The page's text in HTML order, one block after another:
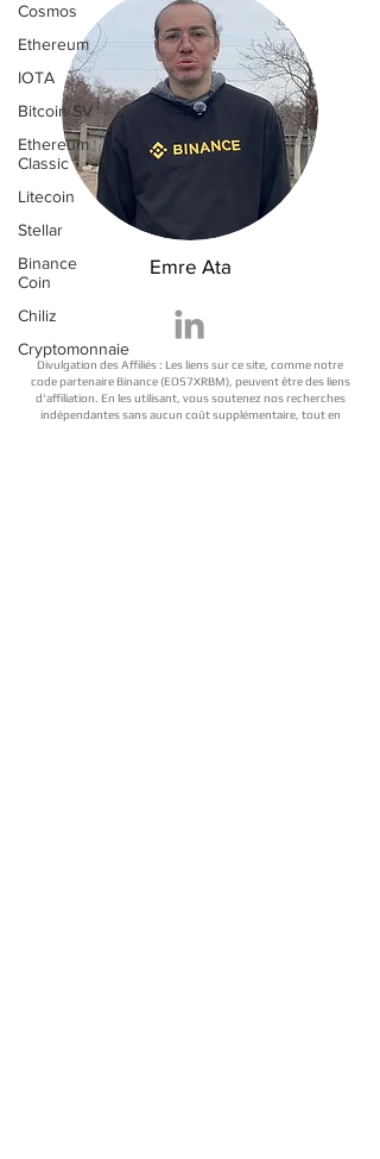
Cosmos
Ethereum
IOTA
Bitcoin SV
Ethereum
Classic
Litecoin
Stellar
Binance
Coin
Chiliz
Cryptomonnaie
Emre Ata
Divulgation des Affiliés : Les liens sur ce site, comme notre
code partenaire Binance (EOS7XRBM), peuvent être des liens
d'affiliation. En les utilisant, vous soutenez nos recherches
indépendantes sans aucun coût supplémentaire, tout en